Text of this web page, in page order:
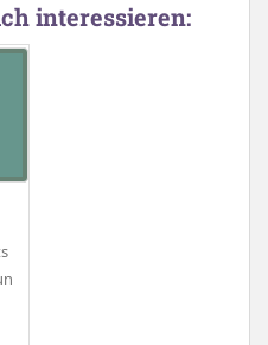
interessieren: